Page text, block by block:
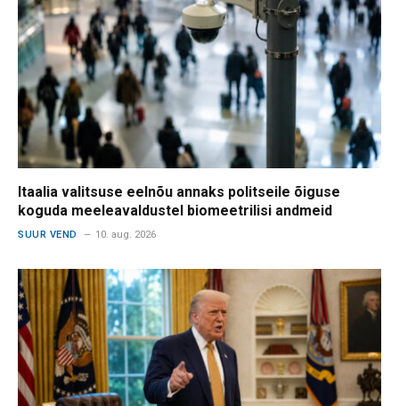
Itaalia valitsuse eelnõu annaks politseile õiguse
koguda meeleavaldustel biomeetrilisi andmeid
SUUR VEND 10. aug. 2026